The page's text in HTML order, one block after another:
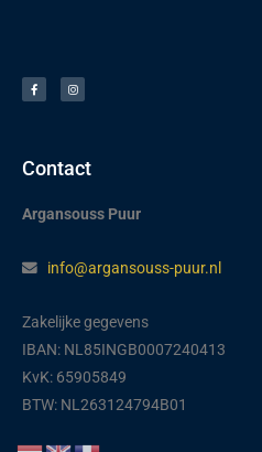
c
e
b
s
t
a
Contact
Argansouss Puur
info@argansouss-puur.nl
Zakelijke gegevens
IBAN: NL85INGB0007240413
KvK: 65905849
BTW: NL263124794B01